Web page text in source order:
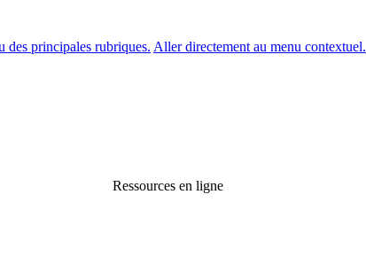
des principales rubriques. Aller directement au menu contextuel.
Ressources en ligne